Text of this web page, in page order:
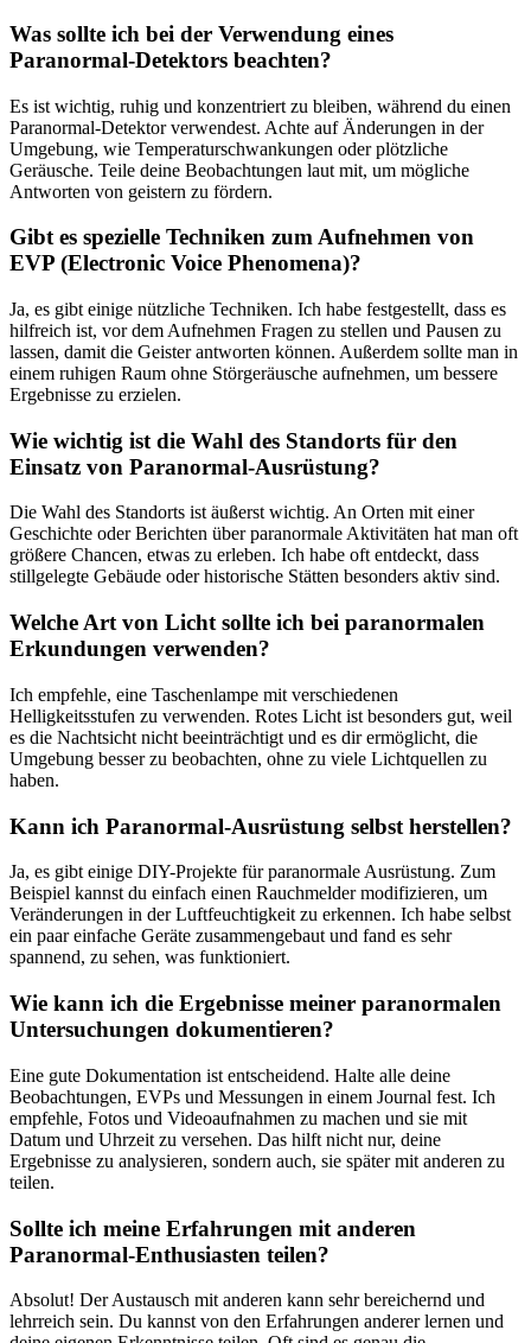
Was ⁤sollte ich‌ bei der Verwendung eines
Paranormal-Detektors beachten?
Es ist wichtig, ruhig und konzentriert zu ⁣bleiben, während du einen
Paranormal-Detektor verwendest.⁤ Achte ⁣auf Änderungen‌ in der​
Umgebung, ⁢wie Temperaturschwankungen oder plötzliche
Geräusche. Teile deine Beobachtungen laut mit, um mögliche
Antworten von ‍geistern zu fördern.
Gibt es spezielle Techniken zum Aufnehmen von
EVP (Electronic Voice⁢ Phenomena)?
Ja, es gibt einige nützliche Techniken. ‌Ich habe festgestellt, dass es
hilfreich ist, vor dem Aufnehmen Fragen zu stellen und Pausen zu
lassen, damit die Geister antworten können. Außerdem sollte man ⁤in
einem ruhigen Raum ohne Störgeräusche aufnehmen, um bessere
Ergebnisse zu erzielen.
Wie wichtig ist⁣ die Wahl des Standorts für⁣ den
Einsatz von Paranormal-Ausrüstung?
Die Wahl des Standorts ist äußerst wichtig. An Orten mit einer
Geschichte oder Berichten über paranormale Aktivitäten hat man oft
‍größere Chancen, etwas zu‍ erleben. Ich habe oft entdeckt, dass
stillgelegte Gebäude oder historische Stätten besonders aktiv sind.
Welche Art von Licht sollte ich bei paranormalen
Erkundungen verwenden?
Ich empfehle, eine Taschenlampe mit verschiedenen
Helligkeitsstufen zu verwenden. Rotes Licht ⁤ist‌ besonders gut, weil
es die Nachtsicht nicht beeinträchtigt und es dir ermöglicht, die
Umgebung besser zu beobachten, ohne zu viele Lichtquellen zu
haben.
Kann ich Paranormal-Ausrüstung selbst herstellen?
Ja, es gibt einige DIY-Projekte für paranormale Ausrüstung. Zum
Beispiel‌ kannst du einfach einen⁢ Rauchmelder modifizieren,​ um
Veränderungen‌ in der ‌Luftfeuchtigkeit​ zu erkennen. Ich habe selbst
ein paar einfache Geräte zusammengebaut und fand es sehr
spannend, ⁢zu sehen, was funktioniert.
Wie kann ich die Ergebnisse meiner paranormalen
Untersuchungen dokumentieren?
Eine gute Dokumentation ist entscheidend. Halte alle deine
Beobachtungen, EVPs und Messungen in ⁣einem Journal fest. Ich
empfehle, Fotos und Videoaufnahmen zu machen und sie mit
Datum ​und Uhrzeit⁢ zu versehen. Das hilft nicht nur, deine
Ergebnisse zu analysieren, sondern auch, sie später mit anderen zu
teilen.
Sollte ich meine Erfahrungen mit anderen
Paranormal-Enthusiasten teilen?
Absolut! Der Austausch mit anderen kann sehr bereichernd und
⁤lehrreich‍ sein. Du kannst von den Erfahrungen anderer lernen und